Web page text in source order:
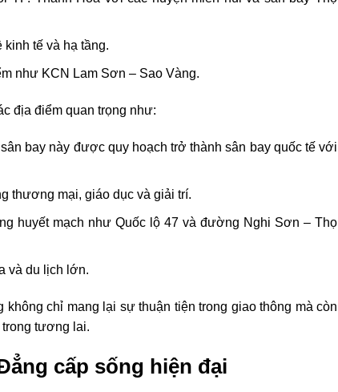
tế và hạ tầng.
như KCN Lam Sơn – Sao Vàng.
địa điểm quan trọng như:
bay này được quy hoạch trở thành sân bay quốc tế với
thương mại, giáo dục và giải trí.
huyết mạch như Quốc lộ 47 và đường Nghi Sơn – Thọ
và du lịch lớn.
chỉ mang lại sự thuận tiện trong giao thông mà còn
trong tương lai.
cấp sống hiện đại